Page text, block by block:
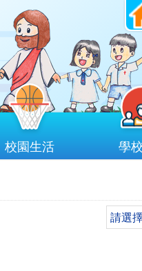
校園生活 學
請選